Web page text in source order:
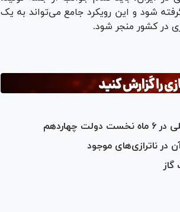
شود و این رویکرد جامع می‌تواند به یک
در کشور منجر شود.